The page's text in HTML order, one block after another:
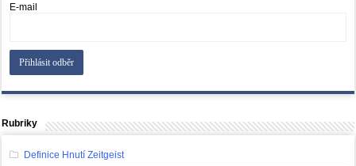
E-mail
Rubriky
Definice Hnutí Zeitgeist